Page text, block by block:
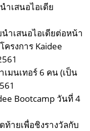
เสนอไอเดีย
ำเสนอไอเดียต่อหน้า
ครงการ Kaidee
เมนเทอร์ 6 คน (เป็น
Bootcamp วันที่ 4
ท้ายเพื่อชิงรางวัลกับ